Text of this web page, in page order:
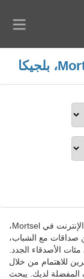
BelDatingGo - خدمة المواعدة الشهيرة عبر الإنترنت في Mortsel،
صداقات مع الشباب،
الأصدقاء الجدد.
للاهتمام من خلال
المفضلة لديك. يبحث